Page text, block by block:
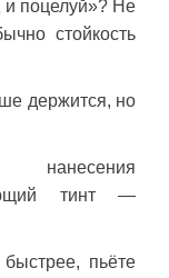
и поцелуй»? Не
стойкость
держится, но
тинт —
пьёте